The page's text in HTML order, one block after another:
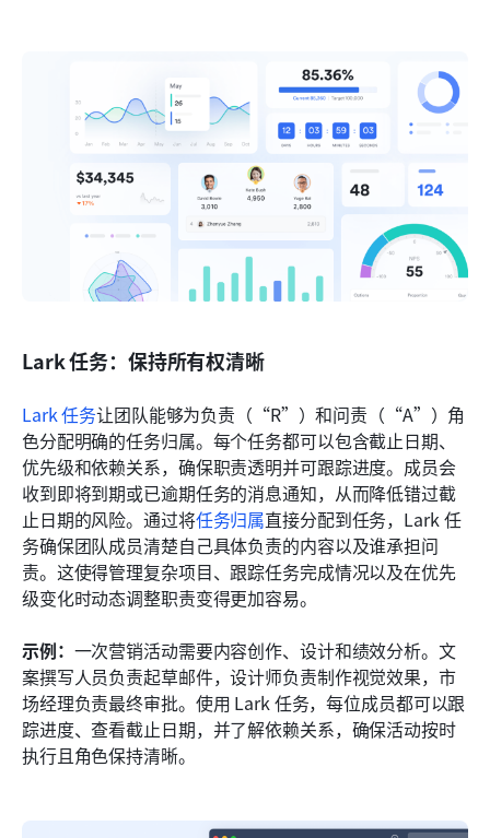
Lark 任务：保持所有权清晰
Lark 任务让团队能够为负责（“R”）和问责（“A”）角
色分配明确的任务归属。每个任务都可以包含截止日期、
优先级和依赖关系，确保职责透明并可跟踪进度。成员会
收到即将到期或已逾期任务的消息通知，从而降低错过截
止日期的风险。通过将任务归属直接分配到任务，Lark 任
务确保团队成员清楚自己具体负责的内容以及谁承担问
责。这使得管理复杂项目、跟踪任务完成情况以及在优先
级变化时动态调整职责变得更加容易。
示例： 一次营销活动需要内容创作、设计和绩效分析。文
案撰写人员负责起草邮件，设计师负责制作视觉效果，市
场经理负责最终审批。使用 Lark 任务，每位成员都可以跟
踪进度、查看截止日期，并了解依赖关系，确保活动按时
执行且角色保持清晰。